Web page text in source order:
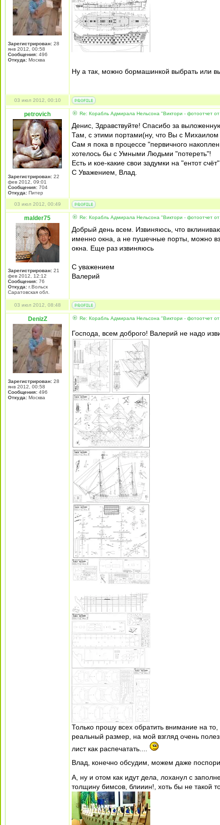
Зарегистрирован: 28
янв 2012, 00:58
Сообщения: 496
Откуда: Москва
Ну а так, можно бормашинкой выбрать или
03 июл 2012, 00:10
petrovich
Зарегистрирован: 22
фев 2012, 09:01
Сообщения: 704
Откуда: Питер
Re: Корабль Адмирала Нельсона "Виктори - фотоотчет от
Денис, Здравствуйте! Спасибо за
Там, с этими портами(ну, что Вы с
Сам я пока в процессе "первичного
хотелось бы с Умными Людьми "потереть"!
Есть и кое-какие свои задумки на "ентот
С Уважением, Влад.
03 июл 2012, 00:49
malder75
Зарегистрирован: 21
фев 2012, 12:12
Сообщения: 76
Откуда: г.Вольск
Саратовская обл.
Re: Корабль Адмирала Нельсона "Виктори - фотоотчет от
Добрый день всем. Извиняюсь, что
именно окна, а не пушечные порты, можно
окна. Еще раз извиняюсь
С уважением
Валерий
03 июл 2012, 08:48
DenizZ
Зарегистрирован: 28
янв 2012, 00:58
Сообщения: 496
Откуда: Москва
Re: Корабль Адмирала Нельсона "Виктори - фотоотчет от
Господа, всем доброго! Валерий не надо
Только прошу всех обратить внимание на
реальный размер, на мой взгляд очень
лист как распечатать....
Влад, конечно обсудим, можем даже
А, ну и отом как идут дела, лоханул с
толщину бимсов, блииин!, хоть бы не такой